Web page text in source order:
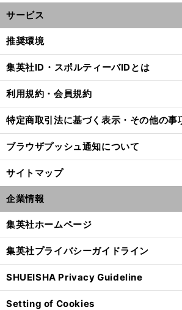
サービス
推奨環境
集英社ID・スポルティーバIDとは
利用規約・会員規約
特定商取引法に基づく表示・その他の事
ブラウザプッシュ通知について
サイトマップ
企業情報
集英社ホームページ
集英社プライバシーガイドライン
SHUEISHA Privacy Guideline
Setting of Cookies